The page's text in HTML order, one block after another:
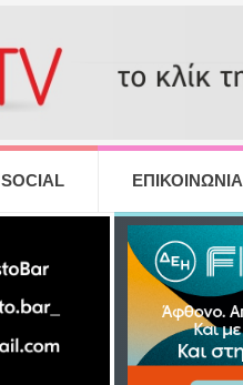
SOCIAL ΕΠΙΚΟΙΝΩΝΙΑ